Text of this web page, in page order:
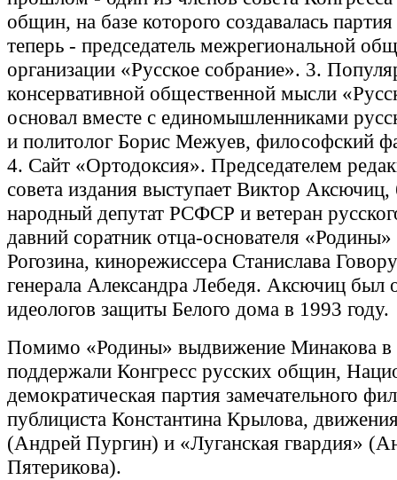
общин, на базе которого создавалась
теперь - председатель межрегиональной
организации «Русское собрание». 3.
консервативной общественной мысли
основал вместе с единомышленниками
и политолог Борис Межуев, философский
4. Сайт «Ортодоксия». Председателем
совета издания выступает Виктор
народный депутат РСФСР и ветеран
давний соратник отца-основателя
Рогозина, кинорежиссера Станислава
генерала Александра Лебедя. Аксючиц был
идеологов защиты Белого дома в 1993 году.
Помимо «Родины» выдвижение Минакова в
поддержали Конгресс русских общин,
демократическая партия замечательного
публициста Константина Крылова,
(Андрей Пургин) и «Луганская гвардия»
Пятерикова).